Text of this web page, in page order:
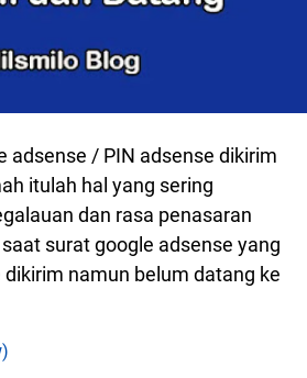
adsense / PIN adsense dikirim
itulah hal yang sering
dan rasa penasaran
surat google adsense yang
dikirim namun belum datang ke